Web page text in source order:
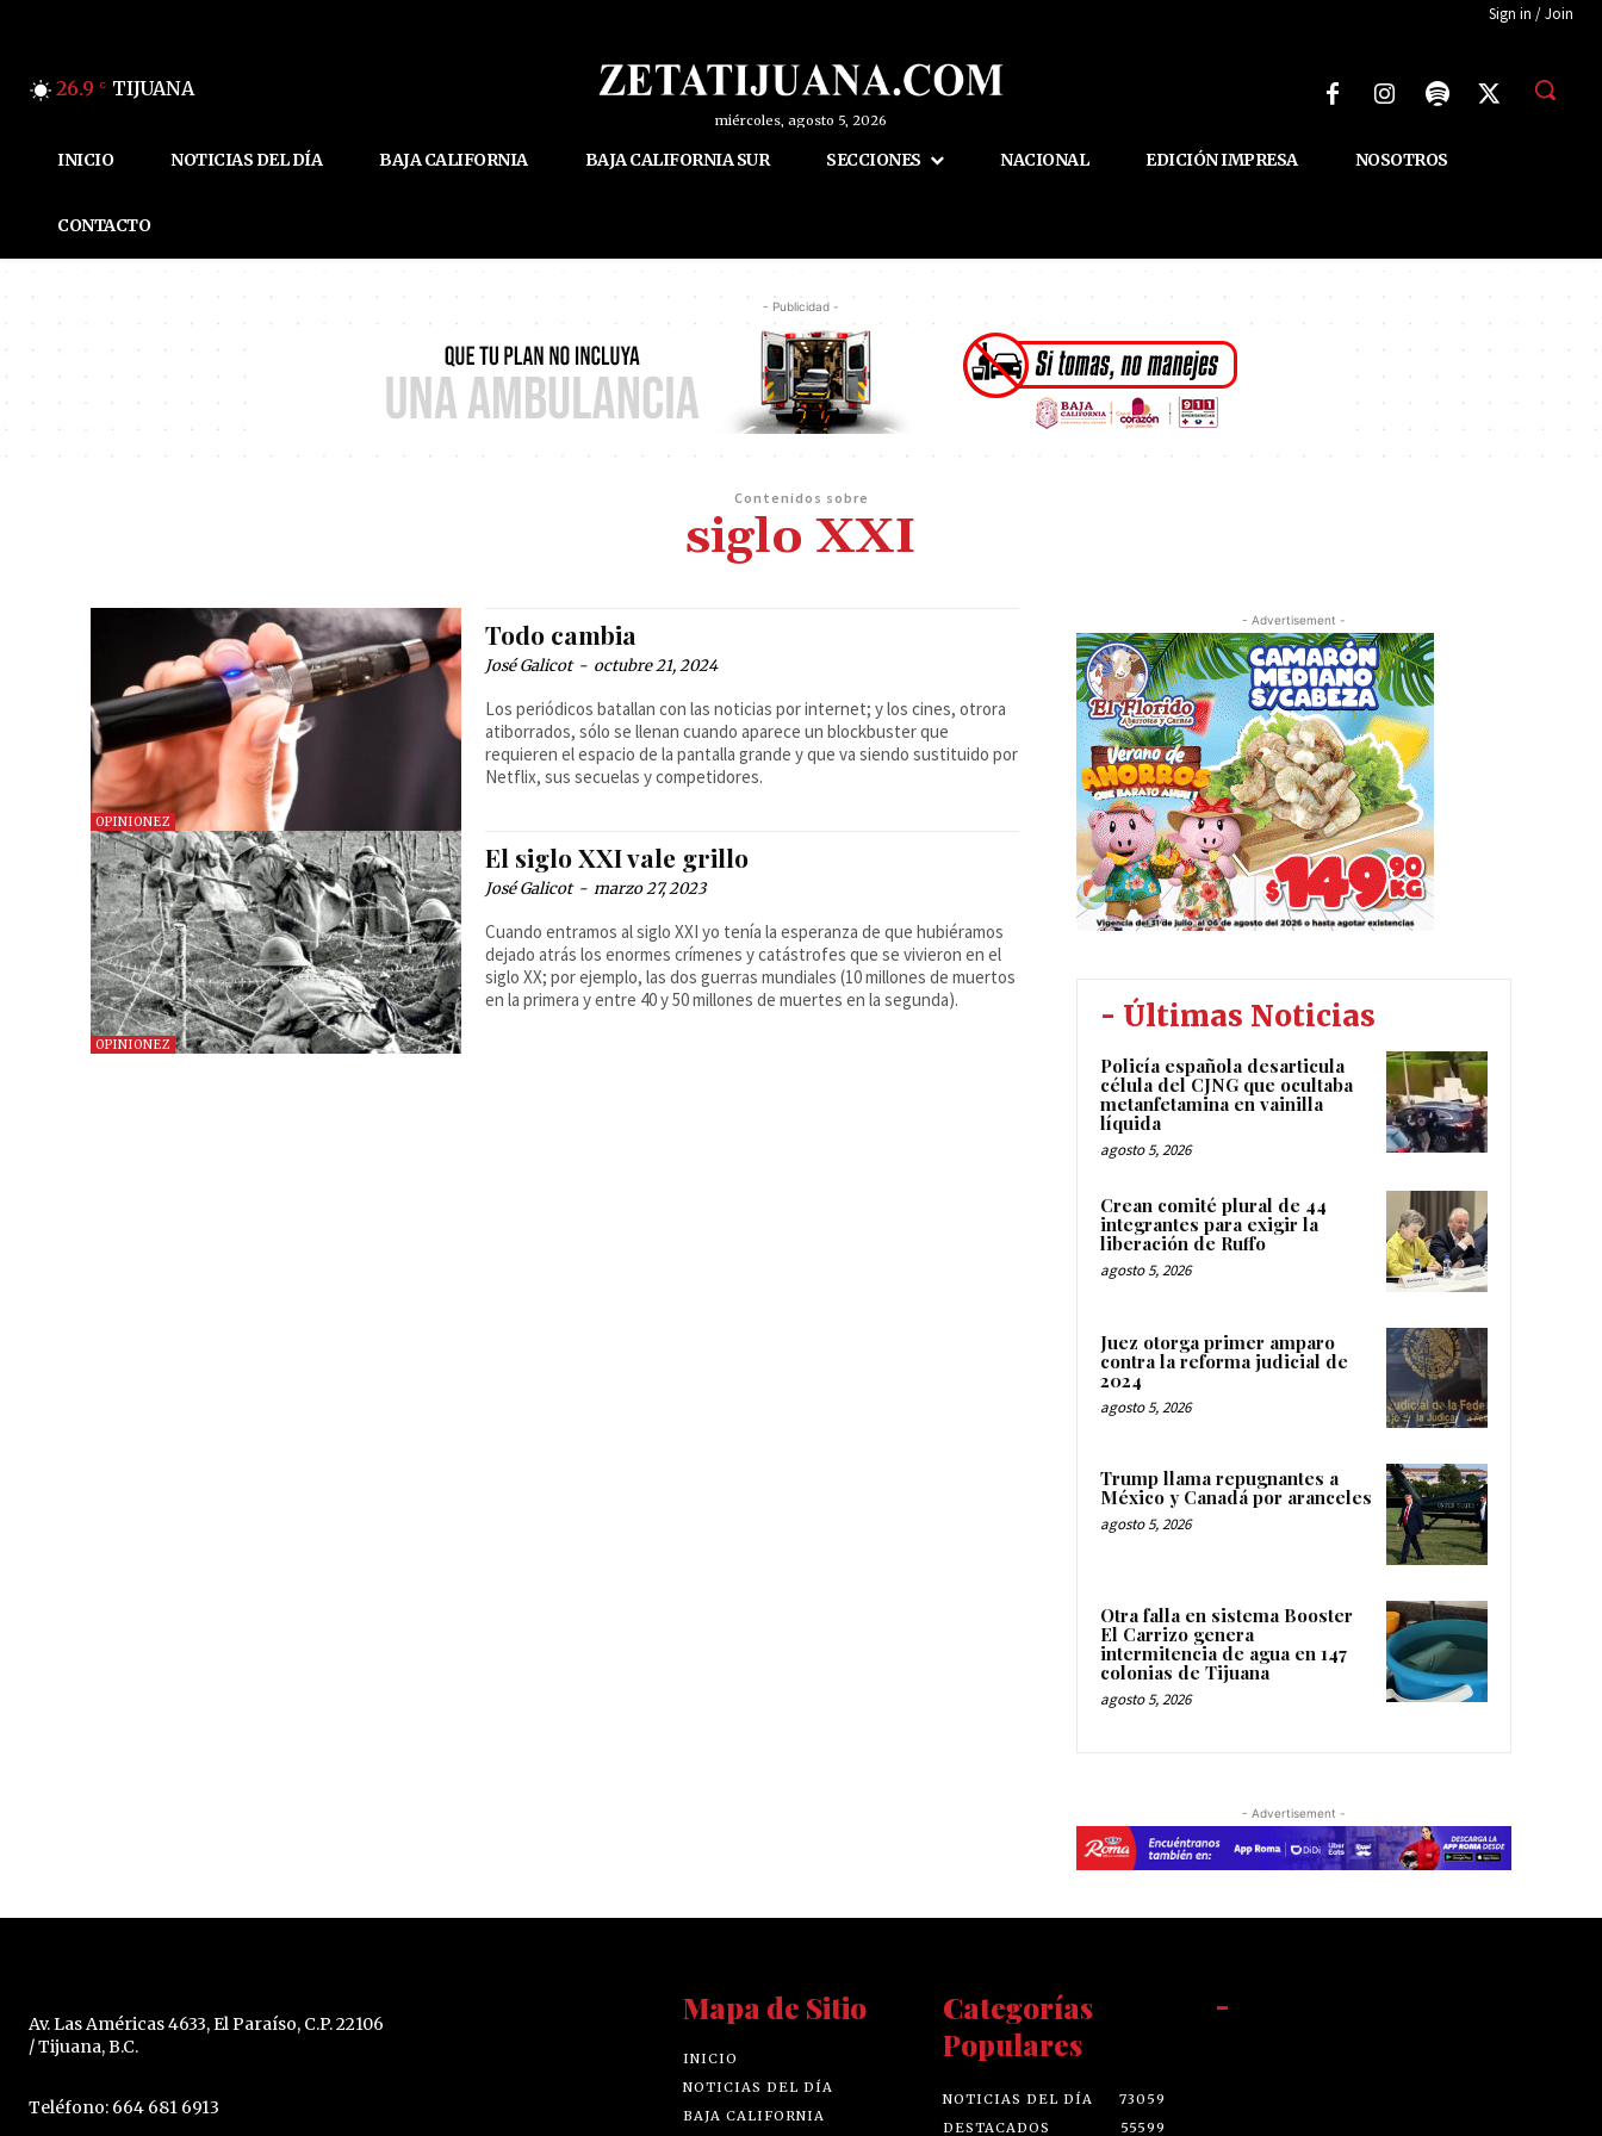
Sign in / Join
26.9 C TIJUANA
miércoles, agosto 5, 2026
INICIO NOTICIAS DEL DÍA BAJA CALIFORNIA BAJA CALIFORNIA SUR SECCIONES NACIONAL EDICIÓN IMPRESA NOSOTROS
CONTACTO
- Publicidad -
Contenidos sobre
siglo XXI
OPINIONEZ
Todo cambia
José Galicot - octubre 21, 2024
Los periódicos batallan con las noticias por internet; y los cines, otrora
atiborrados, sólo se llenan cuando aparece un blockbuster que
requieren el espacio de la pantalla grande y que va siendo sustituido por
Netflix, sus secuelas y competidores.
OPINIONEZ
El siglo XXI vale grillo
José Galicot - marzo 27, 2023
Cuando entramos al siglo XXI yo tenía la esperanza de que hubiéramos
dejado atrás los enormes crímenes y catástrofes que se vivieron en el
siglo XX; por ejemplo, las dos guerras mundiales (10 millones de muertos
en la primera y entre 40 y 50 millones de muertes en la segunda).
- Advertisement -
- Últimas Noticias
Policía española desarticula
célula del CJNG que ocultaba
metanfetamina en vainilla
líquida
agosto 5, 2026
Crean comité plural de 44
integrantes para exigir la
liberación de Ruffo
agosto 5, 2026
Juez otorga primer amparo
contra la reforma judicial de
2024
agosto 5, 2026
Trump llama repugnantes a
México y Canadá por aranceles
agosto 5, 2026
Otra falla en sistema Booster
El Carrizo genera
intermitencia de agua en 147
colonias de Tijuana
agosto 5, 2026
- Advertisement -
Av. Las Américas 4633, El Paraíso, C.P. 22106
/ Tijuana, B.C.
Teléfono: 664 681 6913
Mapa de Sitio
INICIO
NOTICIAS DEL DÍA
BAJA CALIFORNIA
Categorías
Populares
NOTICIAS DEL DÍA
73059
DESTACADOS
55599
-